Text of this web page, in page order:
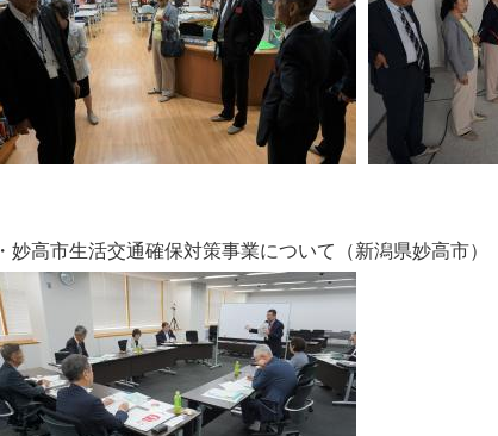
・妙高市生活交通確保対策事業について（新潟県妙高市）